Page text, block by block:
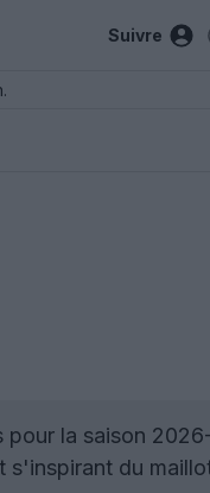
Suivre
pour la saison
s'inspirant du